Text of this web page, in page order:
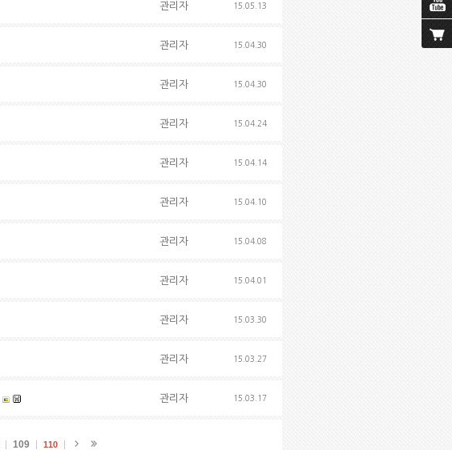
관리자 15.05.13
관리자 15.04.30
관리자 15.04.30
관리자 15.04.24
관리자 15.04.14
관리자 15.04.10
관리자 15.04.08
관리자 15.04.01
관리자 15.03.30
관리자 15.03.27
관리자 15.03.17
109 110